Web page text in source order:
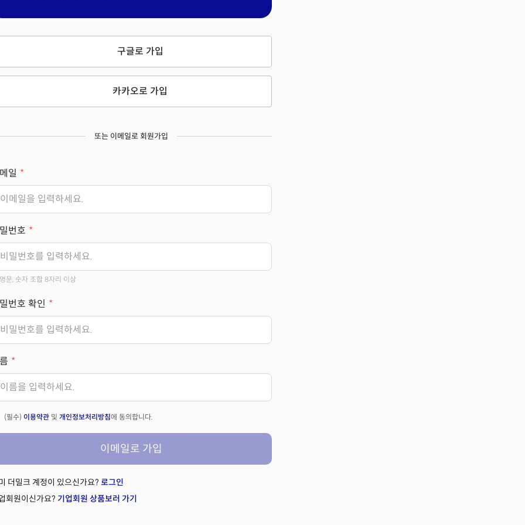
구글로 가입
카카오로 가입
또는 이메일로 회원가입
일
번호
영문, 숫자 조합 8자리 이상
번호 확인
(필수) 이용약관 및 개인정보처리방침에 동의합니다.
이메일로 가입
더밀크 계정이 있으신가요? 로그인
회원이신가요? 기업회원 상품보러 가기